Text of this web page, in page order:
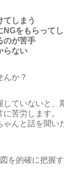
てしまう
NGをもらって
のが苦手
らない
んか？
していないと、
苦労します。
ゃんと話を聞い
を的確に把握